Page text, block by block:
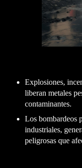
Explosiones,
liberan metales
contaminantes.
Los bombardeos
industriales,
peligrosas que